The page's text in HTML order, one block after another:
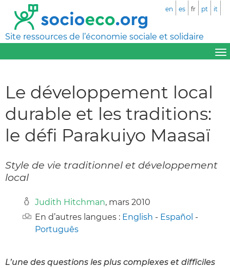
Site ressources de l’économie sociale et solidaire
en es fr pt it
Le développement local
durable et les traditions:
le défi Parakuiyo Maasaï
Style de vie traditionnel et développement
local
Judith Hitchman, mars 2010
En d’autres langues : English - Español -
Português
L’une des questions les plus complexes et difficiles